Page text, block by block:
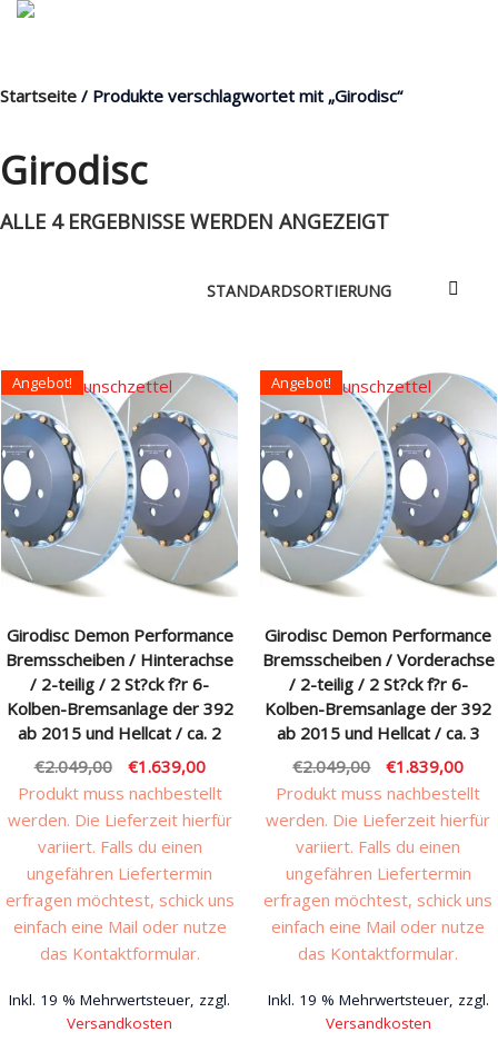
Products
Nach Baugruppen
Wunschliste
Blog
Rechtliches & Service
Startseite / Produkte verschlagwortet mit „Girodisc“
Girodisc
ALLE 4 ERGEBNISSE WERDEN ANGEZEIGT
Angebot!
Girodisc Demon Performance
Bremsscheiben / Hinterachse
/ 2-teilig / 2 St?ck f?r 6-
Kolben-Bremsanlage der 392
ab 2015 und Hellcat / ca. 2
€2.049,00
Ursprünglicher
Preis
war:
€2.049,00
€1.639,00Aktueller
Preis
ist:
Produkt muss nachbestellt
werden. Die Lieferzeit hierfür
variiert. Falls du einen
ungefähren Liefertermin
erfragen möchtest, schick uns
einfach eine Mail oder nutze
das Kontaktformular.
Inkl. 19 % Mehrwertsteuer, zzgl.
Versandkosten
Auf den Wunschzettel Angebot!
Girodisc Demon Performance
Bremsscheiben / Vorderachse
/ 2-teilig / 2 St?ck f?r 6-
Kolben-Bremsanlage der 392
ab 2015 und Hellcat / ca. 3
€2.049,00
Ursprünglicher
Preis
war:
€2.049,00
€1.839,00
ist:
Produkt muss nachbestellt
werden. Die Lieferzeit hierfür
variiert. Falls du einen
ungefähren Liefertermin
erfragen möchtest, schick uns
einfach eine Mail oder nutze
das Kontaktformular.
Inkl. 19 % Mehrwertsteuer, zzgl.
Versandkosten
Auf den Wunschzettel